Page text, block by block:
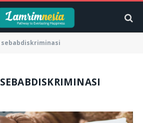
sebabdiskriminasi
SEBABDISKRIMINASI